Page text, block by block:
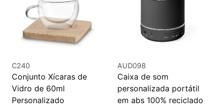
C240
Conjunto Xícaras de
Vidro de 60ml
Personalizado
AUD098
Caixa de som
personalizada portátil
em abs 100% reciclado